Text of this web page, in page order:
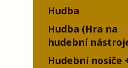
Hudba
Hudba (Hra na
hudební
Hudební nosiče